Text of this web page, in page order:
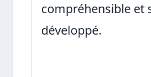
compréhensible et
développé.